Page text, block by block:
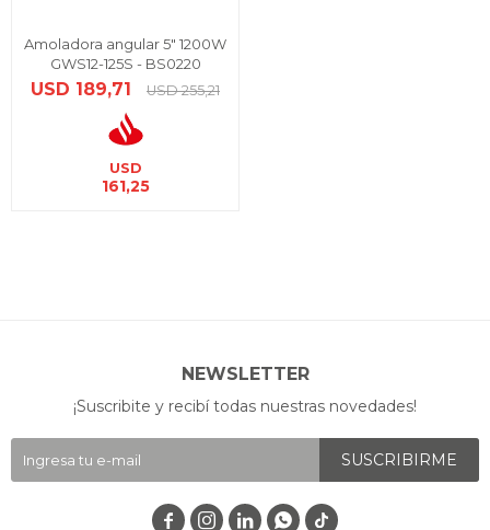
Amoladora angular 5" 1200W
GWS12-125S - BS0220
USD 189,71 USD 255,21
USD
161,25
NEWSLETTER
¡Suscribite y recibí todas nuestras novedades!
SUSCRIBIRME
   